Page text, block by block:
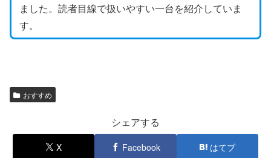
ました。読者目線で扱いやすい一台を紹介していま
す。
おすすめ
シェアする
X Facebook はてブ